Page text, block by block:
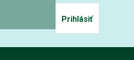
Prihlásiť